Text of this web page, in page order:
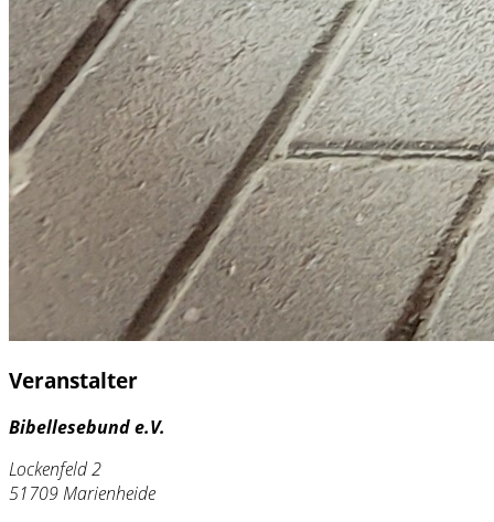
Veranstalter
Bibellesebund e.V.
Lockenfeld 2
51709 Marienheide